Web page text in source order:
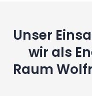
Unser
wir als
Raum